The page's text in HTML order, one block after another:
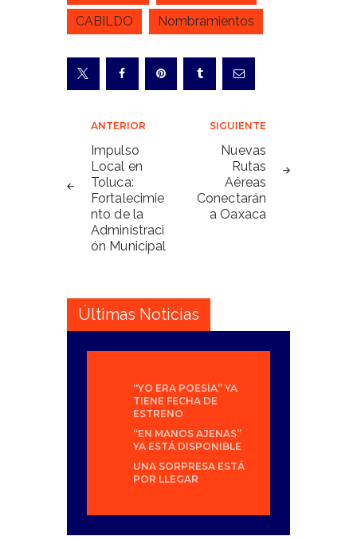
CABILDO
Nombramientos
Navegación
de
entradas
ANTERIOR
Impulso
Local en
Toluca:
Fortalecimie
nto de la
Administraci
ón Municipal
SIGUIENTE
Nuevas
Rutas
Aéreas
Conectarán
a Oaxaca
Últimas Noticias
“YO ERA POESÍA” YA
TIENE FECHA DE
ESTRENO
“EN MANOS AJENAS”
YA ESTÁ DISPONIBLE
UNA SORPRESA ESTÁ
POR LLEGAR